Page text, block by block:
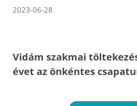
2023-06-28
Vidám szakmai
évet az önkéntes